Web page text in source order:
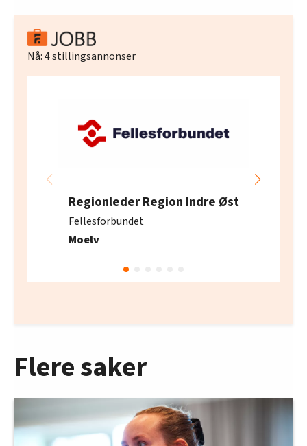
Nå:4stillingsannonser
Regionleder Region Indre Øst
Fellesforbundet
Moelv
Flere saker